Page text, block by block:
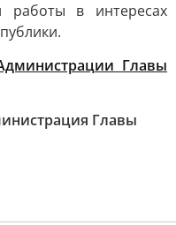
работы в интересах
Главы
Главы